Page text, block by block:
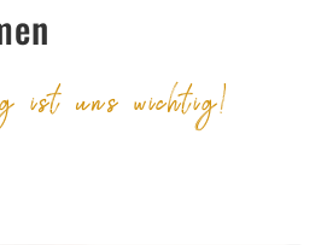
ist uns wichtig!